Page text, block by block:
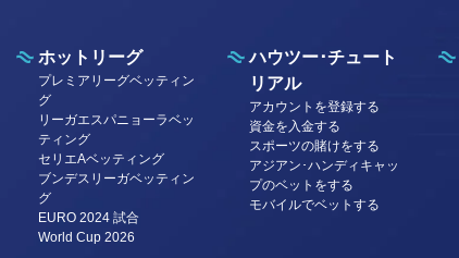
ホットリーグ
プレミアリーグベッティン
グ
リーガエスパニョーラベッ
ティング
セリエAベッティング
ブンデスリーガベッティン
グ
EURO 2024 試合
World Cup 2026
ハウツー･チュート
リアル
アカウントを登録する
資金を入金する
スポーツの賭けをする
アジアン･ハンディキャッ
プのベットをする
モバイルでベットする